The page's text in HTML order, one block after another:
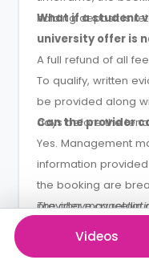
holding deposit is
What if a student
university offer is
A full refund of all
To qualify, written
be provided along
days before the
Can the provider
Yes. Management
information
the booking are
provider may retain
The above
the property’s
be a few changes
Videos